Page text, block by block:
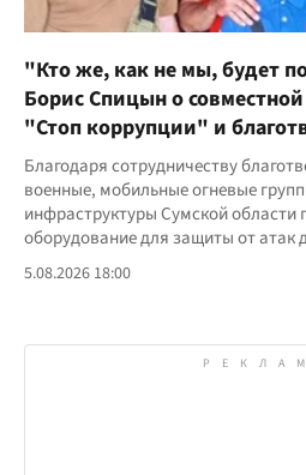
"Кто же, как не мы, будет
Борис Спицын о
"Стоп коррупции" и
Благодаря сотрудничеству
военные, мобильные огневые
инфраструктуры Сумской области
оборудование для защиты от атак
5.08.2026 18:00